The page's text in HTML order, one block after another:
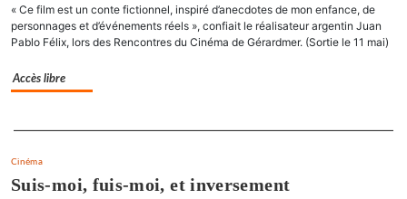
« Ce film est un conte fictionnel, inspiré d’anecdotes de mon enfance, de
personnages et d’événements réels », confiait le réalisateur argentin Juan
Pablo Félix, lors des Rencontres du Cinéma de Gérardmer. (Sortie le 11 mai)
Accès libre
Separateur
Cinéma
Suis-moi, fuis-moi, et inversement